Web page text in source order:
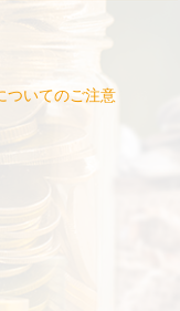
ついてのご注意